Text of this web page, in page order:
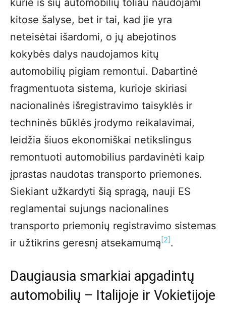
kurie iš šių automobilių toliau naudojami
kitose šalyse, bet ir tai, kad jie yra
neteisėtai išardomi, o jų abejotinos
kokybės dalys naudojamos kitų
automobilių pigiam remontui. Dabartinė
fragmentuota sistema, kurioje skiriasi
nacionalinės išregistravimo taisyklės ir
techninės būklės įrodymo reikalavimai,
leidžia šiuos ekonomiškai netikslingus
remontuoti automobilius pardavinėti kaip
įprastas naudotas transporto priemones.
Siekiant užkardyti šią spragą, nauji ES
reglamentai sujungs nacionalines
transporto priemonių registravimo sistemas
ir užtikrins geresnį atsekamumą [2].
Daugiausia smarkiai apgadintų
automobilių – Italijoje ir Vokietijoje